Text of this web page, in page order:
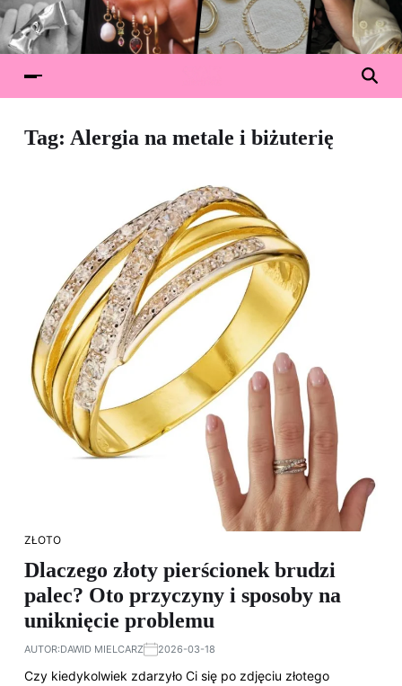
Tag: Alergia na metale i biżuterię
ZŁOTO
Dlaczego złoty pierścionek brudzi
palec? Oto przyczyny i sposoby na
uniknięcie problemu
AUTOR:DAWID MIELCARZ 2026-03-18
Czy kiedykolwiek zdarzyło Ci się po zdjęciu złotego